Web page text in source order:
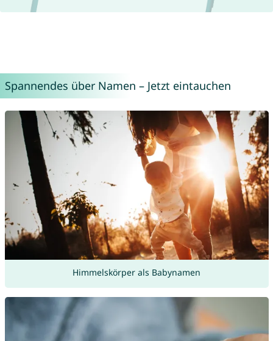
Spannendes über Namen – Jetzt eintauchen
Himmelskörper als Babynamen